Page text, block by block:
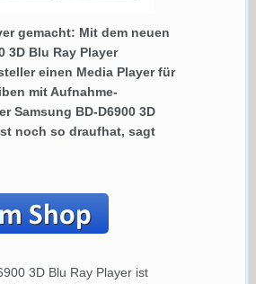
gemacht: Mit dem neuen
3D Blu Ray Player
einen Media Player für
mit Aufnahme-
Samsung BD-D6900 3D
noch so draufhat, sagt
3D Blu Ray Player ist